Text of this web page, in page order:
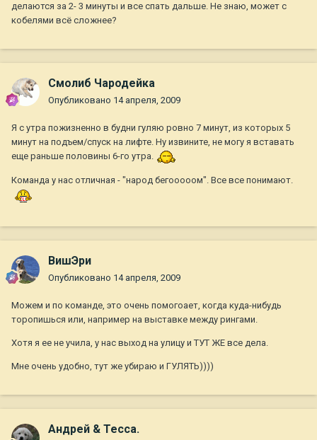
делаются за 2- 3 минуты и все спать дальше. Не знаю, может с
кобелями всё сложнее?
Смолиб Чародейка
Опубликовано 14 апреля, 2009
Я с утра пожизненно в будни гуляю ровно 7 минут, из которых 5
минут на подъем/спуск на лифте. Ну извините, не могу я вставать
еще раньше половины 6-го утра.
Команда у нас отличная - "народ бегооооом". Все все понимают.
ВишЭри
Опубликовано 14 апреля, 2009
Можем и по команде, это очень помогоает, когда куда-нибудь
торопишься или, например на выставке между рингами.
Хотя я ее не учила, у нас выход на улицу и ТУТ ЖЕ все дела.
Мне очень удобно, тут же убираю и ГУЛЯТЬ))))
Андрей & Тесса.